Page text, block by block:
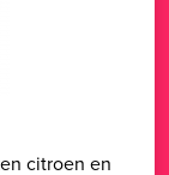
citroen en